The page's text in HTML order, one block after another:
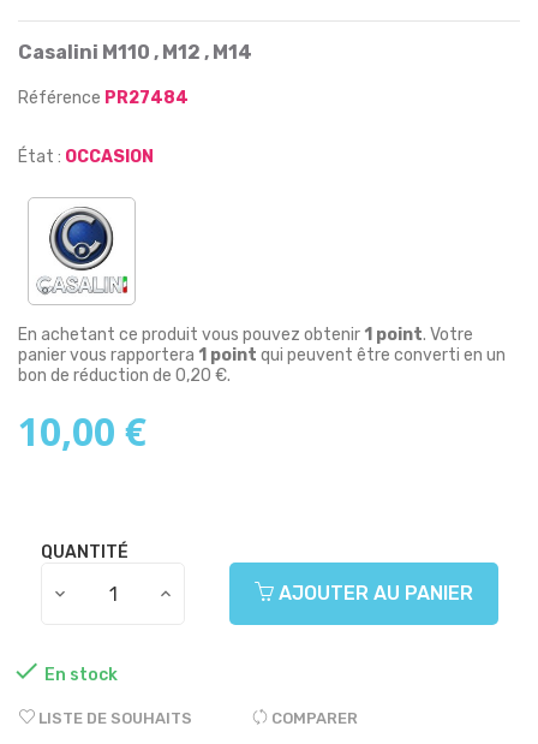
Casalini M110 , M12 , M14
Référence PR27484
État : OCCASION
En achetant ce produit vous pouvez obtenir 1 point. Votre
panier vous rapportera 1 point qui peuvent être converti en un
bon de réduction de 0,20 €.
10,00 €
QUANTITÉ
AJOUTER AU PANIER
 En stock
LISTE DE SOUHAITS COMPARER